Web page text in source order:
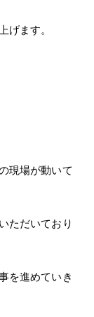
げます。
現場が動いて
ただいており
を進めていき